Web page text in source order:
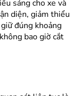
sáng cho xe và
diện, giảm thiểu
đúng khoảng
bao giờ cắt